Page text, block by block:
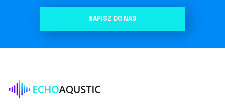
NAPISZ DO NAS